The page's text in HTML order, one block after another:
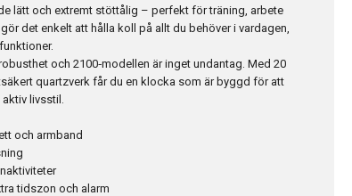
lätt och extremt stöttålig – perfekt för träning, arbete
det enkelt att hålla koll på allt du behöver i vardagen,
och 2100‑modellen är inget undantag. Med 20
quartzverk får du en klocka som är byggd för att
livsstil.
och armband
tidszon och alarm